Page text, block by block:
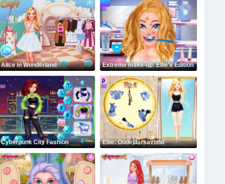
Alice in Wonderland Extreme make-up: Ellie's Edition
Cyberpunk City Fashion Ellie: Oudejaarsavond